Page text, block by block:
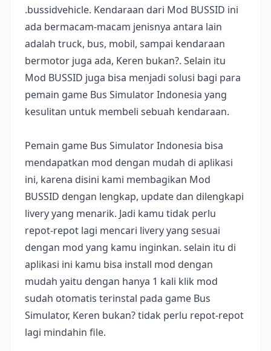
.bussidvehicle. Kendaraan dari Mod BUSSID ini
ada bermacam-macam jenisnya antara lain
adalah truck, bus, mobil, sampai kendaraan
bermotor juga ada, Keren bukan?. Selain itu
Mod BUSSID juga bisa menjadi solusi bagi para
pemain game Bus Simulator Indonesia yang
kesulitan untuk membeli sebuah kendaraan.
Pemain game Bus Simulator Indonesia bisa
mendapatkan mod dengan mudah di aplikasi
ini, karena disini kami membagikan Mod
BUSSID dengan lengkap, update dan dilengkapi
livery yang menarik. Jadi kamu tidak perlu
repot-repot lagi mencari livery yang sesuai
dengan mod yang kamu inginkan. selain itu di
aplikasi ini kamu bisa install mod dengan
mudah yaitu dengan hanya 1 kali klik mod
sudah otomatis terinstal pada game Bus
Simulator, Keren bukan? tidak perlu repot-repot
lagi mindahin file.